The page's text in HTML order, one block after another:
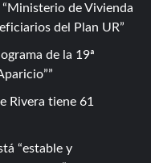
Ministerio de Vivienda
del Plan UR
de la 19ª
Rivera tiene 61
“estable y